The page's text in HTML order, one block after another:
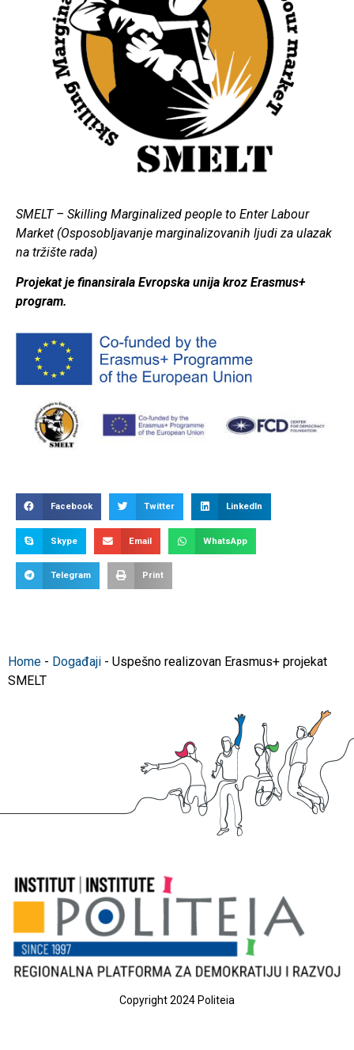
SMELT – Skilling Marginalized people to Enter Labour
Market (Osposobljavanje marginalizovanih ljudi za ulazak
na tržište rada)
Projekat je finansirala Evropska unija kroz Erasmus+
program.
Facebook Twitter LinkedIn
Skype Email WhatsApp
Telegram Print
Home - Događaji - Uspešno realizovan Erasmus+ projekat
SMELT
Copyright 2024 Politeia